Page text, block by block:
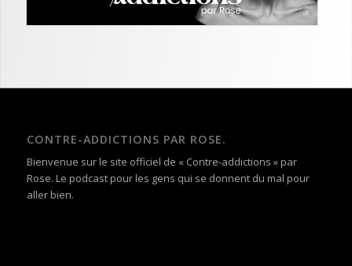
CONTRE-ADDICTIONS PAR ROSE.
Bienvenue sur le site officiel de « Contre-addictions » par
Rose. Le podcast pour les gens qui se donnent du mal pour
aller bien.